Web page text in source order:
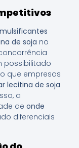
de soja no
possibilitado
que empresas
lecitina de soja
a
de onde
diferenciais